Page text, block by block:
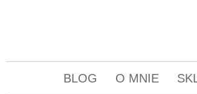
BLOG O MNIE